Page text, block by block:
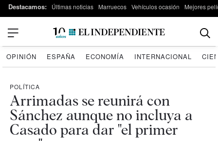
Destacamos: Últimas noticias Marruecos Vehículos ocasión Mejores
OPINIÓN ESPAÑA ECONOMÍA INTERNACIONAL
POLÍTICA
Arrimadas se reunirá con
Sánchez aunque no incluya a
Casado para dar "el primer